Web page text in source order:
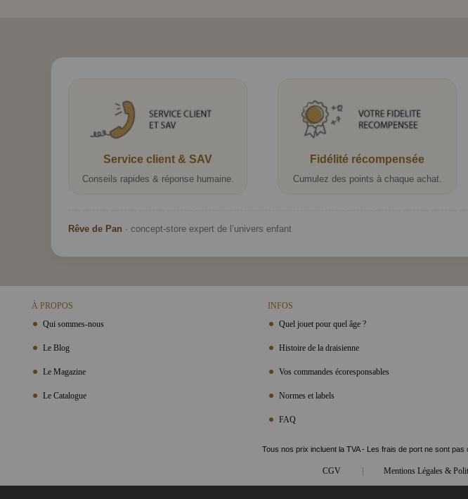
Service client & SAV
Conseils rapides & réponse humaine.
Fidélité récompensée
Cumulez des points à chaque achat.
Rêve de Pan · concept-store expert de l’univers enfant
À PROPOS
Qui sommes-nous
Le Blog
Le Magazine
Le Catalogue
INFOS
Quel jouet pour quel âge ?
Histoire de la draisienne
Vos commandes écoresponsables
Normes et labels
FAQ
Tous nos prix incluent la TVA - Les frais de port ne sont
CGV | Mentions Légales &